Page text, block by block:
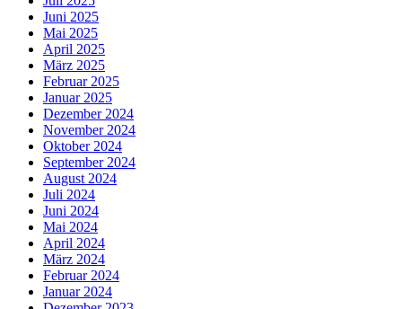
Juni 2025
Mai 2025
April 2025
März 2025
Februar 2025
Januar 2025
Dezember 2024
November 2024
Oktober 2024
September 2024
August 2024
Juli 2024
Juni 2024
Mai 2024
April 2024
März 2024
Februar 2024
Januar 2024